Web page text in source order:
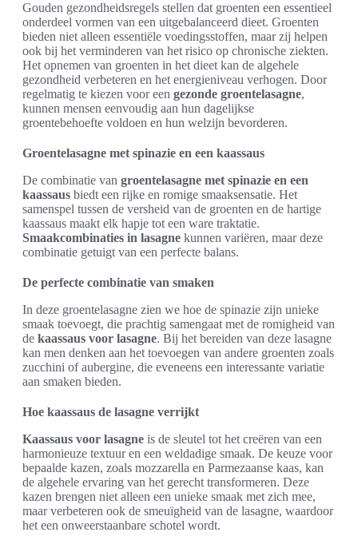
Gouden gezondheidsregels stellen dat groenten een essentieel
onderdeel vormen van een uitgebalanceerd dieet. Groenten
bieden niet alleen essentiële voedingsstoffen, maar zij helpen
ook bij het verminderen van het risico op chronische ziekten.
Het opnemen van groenten in het dieet kan de algehele
gezondheid verbeteren en het energieniveau verhogen. Door
regelmatig te kiezen voor een gezonde groentelasagne,
kunnen mensen eenvoudig aan hun dagelijkse
groentebehoefte voldoen en hun welzijn bevorderen.
Groentelasagne met spinazie en een kaassaus
De combinatie van groentelasagne met spinazie en een
kaassaus biedt een rijke en romige smaaksensatie. Het
samenspel tussen de versheid van de groenten en de hartige
kaassaus maakt elk hapje tot een ware traktatie.
Smaakcombinaties in lasagne kunnen variëren, maar deze
combinatie getuigt van een perfecte balans.
De perfecte combinatie van smaken
In deze groentelasagne zien we hoe de spinazie zijn unieke
smaak toevoegt, die prachtig samengaat met de romigheid van
de kaassaus voor lasagne. Bij het bereiden van deze lasagne
kan men denken aan het toevoegen van andere groenten zoals
zucchini of aubergine, die eveneens een interessante variatie
aan smaken bieden.
Hoe kaassaus de lasagne verrijkt
Kaassaus voor lasagne is de sleutel tot het creëren van een
harmonieuze textuur en een weldadige smaak. De keuze voor
bepaalde kazen, zoals mozzarella en Parmezaanse kaas, kan
de algehele ervaring van het gerecht transformeren. Deze
kazen brengen niet alleen een unieke smaak met zich mee,
maar verbeteren ook de smeuïgheid van de lasagne, waardoor
het een onweerstaanbare schotel wordt.